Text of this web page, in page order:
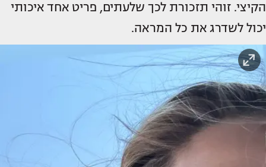
הקיצי. זוהי תזכורת לכך שלעתים, פריט אחד איכותי
יכול לשדרג את כל המראה.